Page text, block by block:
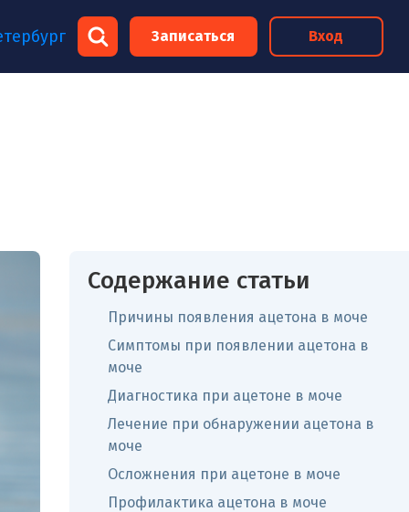
Записаться Вход
Содержание статьи
Причины появления ацетона в моче
Симптомы при появлении ацетона в
моче
Диагностика при ацетоне в моче
Лечение при обнаружении ацетона в
моче
Осложнения при ацетоне в моче
Профилактика ацетона в моче
×